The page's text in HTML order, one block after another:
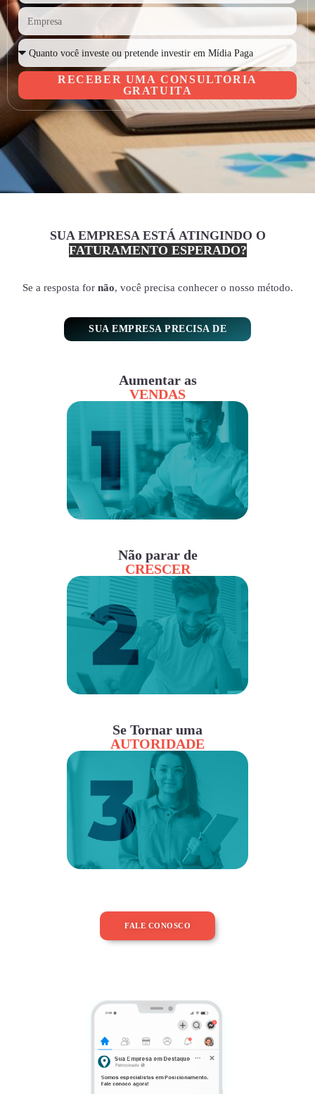
RECEBER UMA CONSULTORIA
GRATUITA
SUA EMPRESA ESTÁ ATINGINDO O
FATURAMENTO ESPERADO?
Se a resposta for não, você precisa conhecer o nosso método.
SUA EMPRESA PRECISA DE
Aumentar as
VENDAS
Não parar de
CRESCER
Se Tornar uma
AUTORIDADE
FALE CONOSCO